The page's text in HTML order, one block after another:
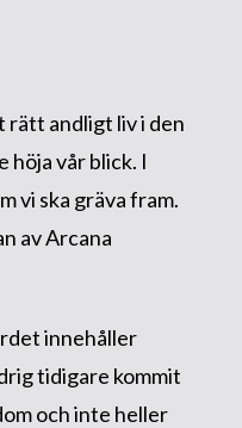
rätt andligt liv i den
höja vår blick. I
vi ska gräva fram.
av Arcana
innehåller
tidigare kommit
och inte heller